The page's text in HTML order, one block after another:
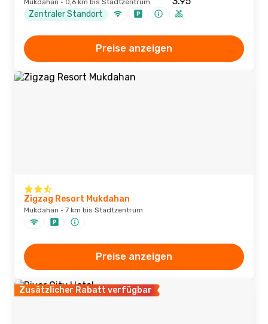
Mukdahan · 0,6 km bis Stadtzentrum
Zentraler Standort
Preise anzeigen
Zigzag Resort Mukdahan
Mukdahan · 7 km bis Stadtzentrum
Preise anzeigen
Zusätzlicher Rabatt verfügbar